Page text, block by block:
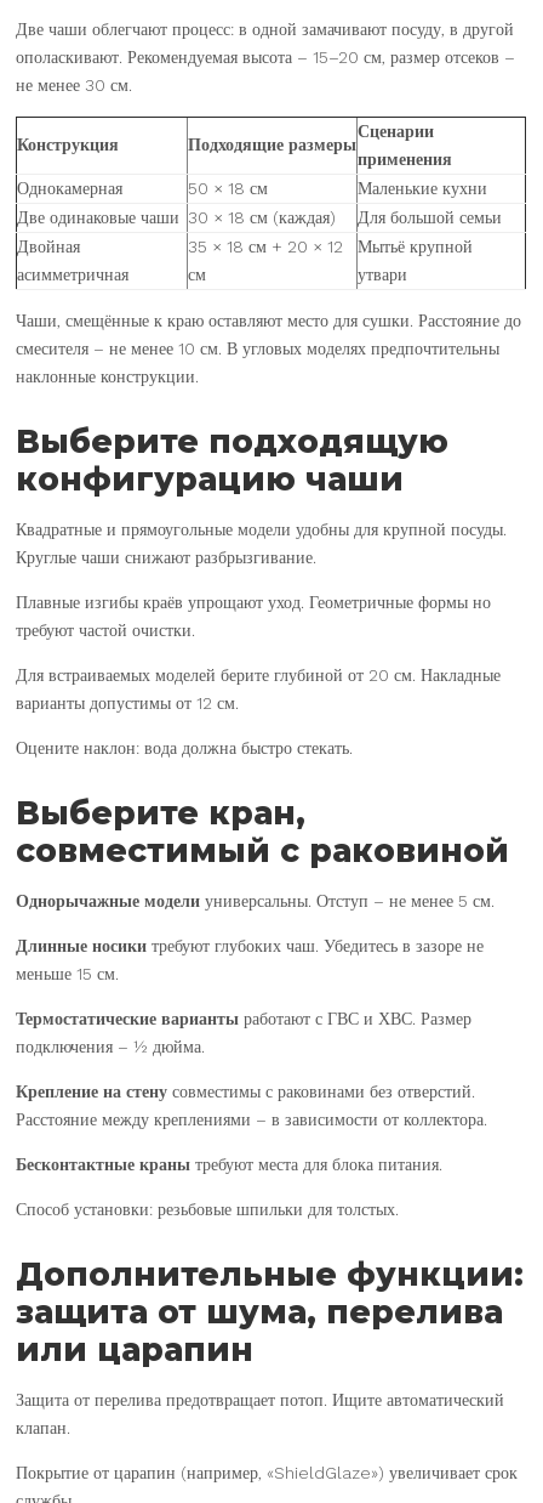
Две чаши облегчают процесс: в одной замачивают посуду, в другой
ополаскивают. Рекомендуемая высота – 15–20 см, размер отсеков –
не менее 30 см.
Конструкция Подходящие размеры
Сценарии
применения
Однокамерная
50 × 18 см
Маленькие кухни
Две одинаковые чаши 30 × 18 см (каждая)
Для большой семьи
Двойная
асимметричная
35 × 18 см + 20 × 12
см
Мытьё крупной
утвари
Чаши, смещённые к краю оставляют место для сушки. Расстояние до
смесителя – не менее 10 см. В угловых моделях предпочтительны
наклонные конструкции.
Выберите подходящую
конфигурацию чаши
Квадратные и прямоугольные модели удобны для крупной посуды.
Круглые чаши снижают разбрызгивание.
Плавные изгибы краёв упрощают уход. Геометричные формы но
требуют частой очистки.
Для встраиваемых моделей берите глубиной от 20 см. Накладные
варианты допустимы от 12 см.
Оцените наклон: вода должна быстро стекать.
Выберите кран,
совместимый с раковиной
Однорычажные модели универсальны. Отступ – не менее 5 см.
Длинные носики требуют глубоких чаш. Убедитесь в зазоре не
меньше 15 см.
Термостатические варианты работают с ГВС и ХВС. Размер
подключения – ½ дюйма.
Крепление на стену совместимы с раковинами без отверстий.
Расстояние между креплениями – в зависимости от коллектора.
Бесконтактные краны требуют места для блока питания.
Способ установки: резьбовые шпильки для толстых.
Дополнительные функции:
защита от шума, перелива
или царапин
Защита от перелива предотвращает потоп. Ищите автоматический
клапан.
Покрытие от царапин (например, «ShieldGlaze») увеличивает срок